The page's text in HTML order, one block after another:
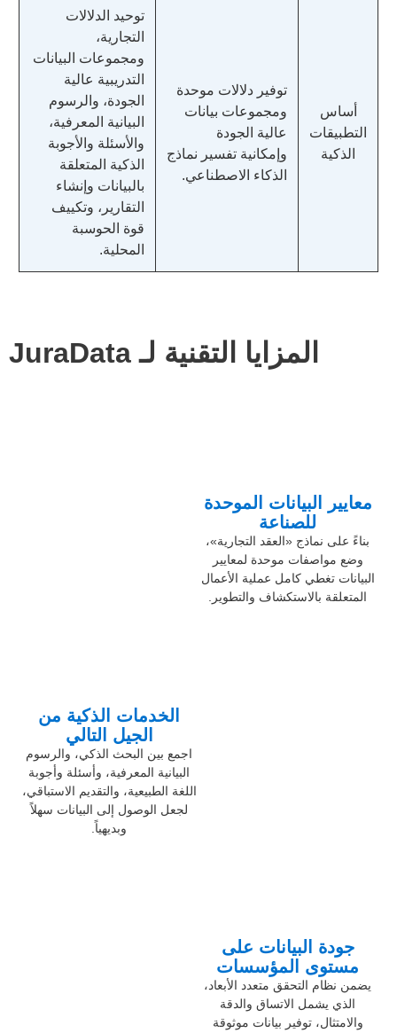
أساس
التطبيقات
الذكية
توفير دلالات موحدة
ومجموعات بيانات
عالية الجودة
وإمكانية تفسير نماذج
الذكاء الاصطناعي.
توحيد الدلالات
التجارية،
ومجموعات البيانات
التدريبية عالية
الجودة، والرسوم
البيانية المعرفية،
والأسئلة والأجوبة
الذكية المتعلقة
بالبيانات وإنشاء
التقارير، وتكييف
قوة الحوسبة
المحلية.
المزايا التقنية لـ JuraData
معايير البيانات الموحدة
للصناعة
بناءً على نماذج «العقد التجارية»،
وضع مواصفات موحدة لمعايير
البيانات تغطي كامل عملية الأعمال
المتعلقة بالاستكشاف والتطوير.
الخدمات الذكية من
الجيل التالي
اجمع بين البحث الذكي، والرسوم
البيانية المعرفية، وأسئلة وأجوبة
اللغة الطبيعية، والتقديم الاستباقي،
لجعل الوصول إلى البيانات سهلاً
وبديهياً.
جودة البيانات على
مستوى المؤسسات
يضمن نظام التحقق متعدد الأبعاد،
الذي يشمل الاتساق والدقة
والامتثال، توفير بيانات موثوقة